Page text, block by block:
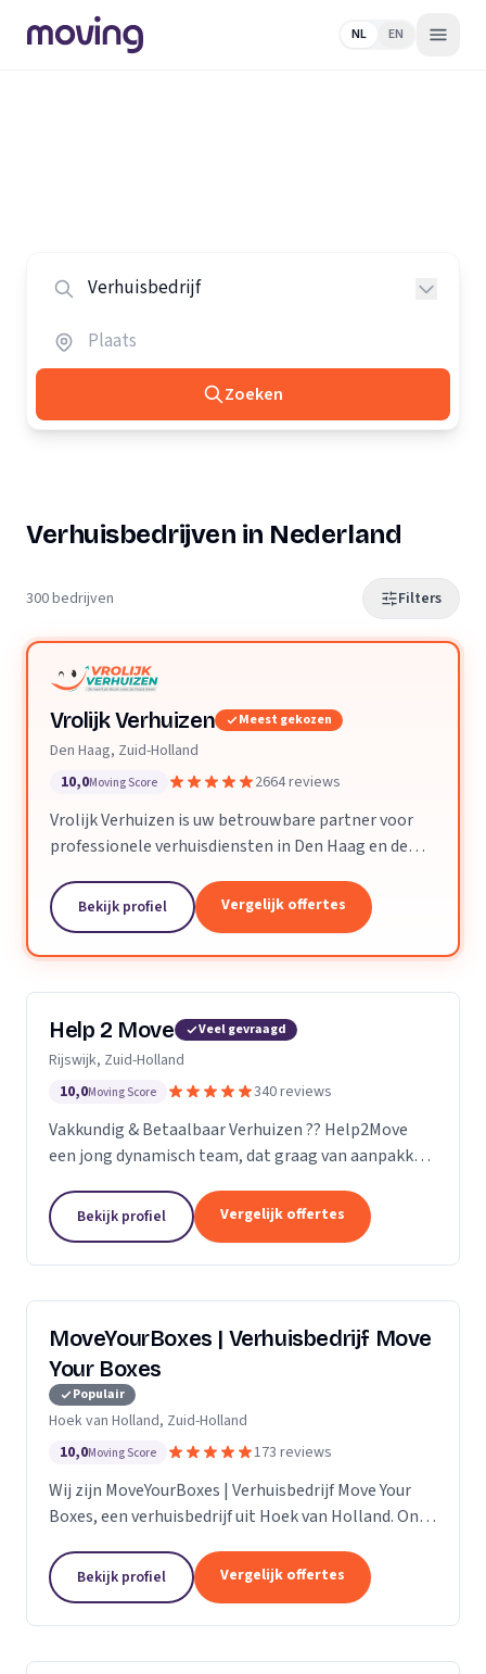
NL EN
Zoeken
Verhuisbedrijven in Nederland
300 bedrijven Filters
Vrolijk Verhuizen Meest gekozen
Den Haag, Zuid-Holland
10,0Moving Score 2664 reviews
Vrolijk Verhuizen is uw betrouwbare partner voor
professionele verhuisdiensten in Den Haag en de
ervaring en een toegewijd team zorgen wij ervoor
dat uw verhuizing soepel en zorgeloos verloopt.
Bekijk profiel Vergelijk offertes
Help 2 Move Veel gevraagd
Rijswijk, Zuid-Holland
10,0Moving Score 340 reviews
Vakkundig & Betaalbaar Verhuizen ?? Help2Move
een jong dynamisch team, dat graag van aanpakken
Vraag naar de mogelijkheden.
Bekijk profiel Vergelijk offertes
MoveYourBoxes | Verhuisbedrijf Move
Your Boxes
Populair
Hoek van Holland, Zuid-Holland
10,0Moving Score 173 reviews
Wij zijn MoveYourBoxes | Verhuisbedrijf Move Your
Boxes, een verhuisbedrijf uit Hoek van Holland. Ons
Bekijk profiel Vergelijk offertes